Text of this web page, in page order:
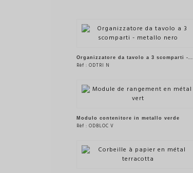
VEDERE IL PRODOTTO
Organizzatore da tavolo a 3 scomparti -...
Rèf : ODTRI N
Modulo contenitore in metallo verde
Rèf : ODBLOC V